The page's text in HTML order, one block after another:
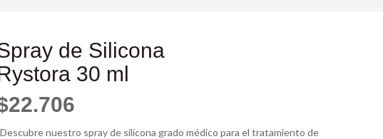
de Silicona
30 ml
nuestro spray de silicona grado médico para el tratamiento de